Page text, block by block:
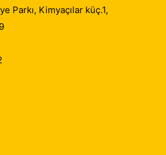
Parkı, Kimyaçılar küç.1,